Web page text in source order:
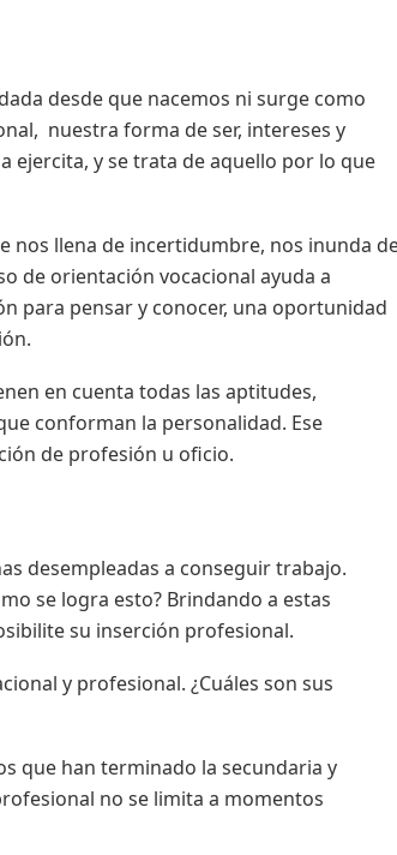
desde que nacemos ni surge como
nuestra forma de ser, intereses y
ejercita, y se trata de aquello por lo que
nos llena de incertidumbre, nos inunda
de orientación vocacional ayuda a
para pensar y conocer, una oportunidad
en cuenta todas las aptitudes,
conforman la personalidad. Ese
de profesión u oficio.
desempleadas a conseguir trabajo.
se logra esto? Brindando a estas
su inserción profesional.
y profesional. ¿Cuáles son sus
que han terminado la secundaria y
no se limita a momentos